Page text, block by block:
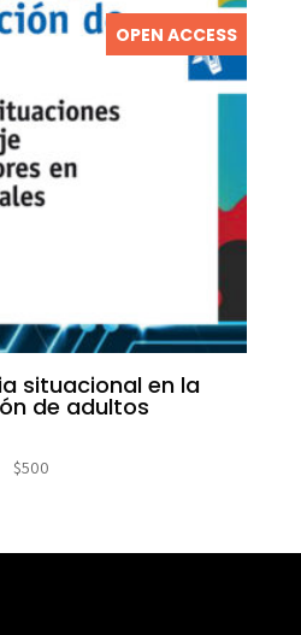
OPEN ACCESS
situacional en la
de adultos
$500